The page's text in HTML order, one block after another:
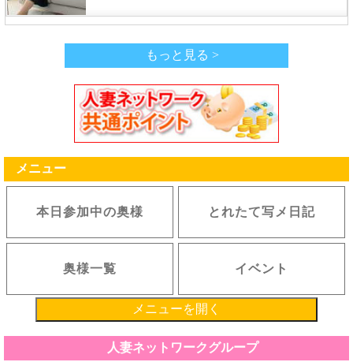
もっと見る >
メニュー
本日参加中の奥様 とれたて写メ日記
奥様一覧 イベント
メニューを開く
人妻ネットワークグループ